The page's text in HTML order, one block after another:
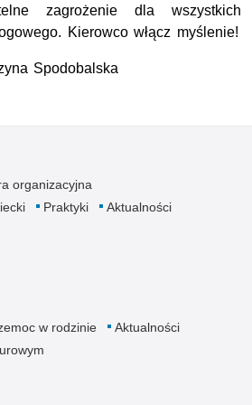
zagrożenie dla wszystkich
Kierowco włącz myślenie!
Spodobalska
organizacyjna
Praktyki Aktualności
w rodzinie
Aktualności